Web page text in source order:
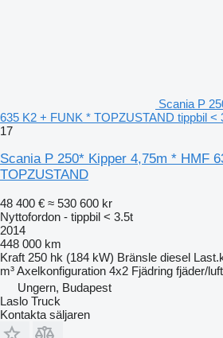
Scania P
635 K2 + FUNK * TOPZUSTAND tippbil <
17
Scania P 250* Kipper 4,75m * HMF
TOPZUSTAND
48 400 € ≈ 530 600 kr
Nyttofordon - tippbil < 3.5t
2014
448 000 km
Kraft 250 hk (184 kW) Bränsle diesel
m³Axelkonfiguration 4x2 Fjädring fjäder/luft
Ungern, Budapest
Laslo Truck
Kontakta säljaren